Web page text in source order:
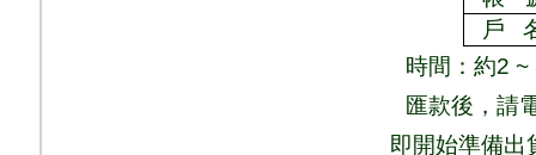
戶
時間： 約2 ~
匯款後，請
即開始準備出